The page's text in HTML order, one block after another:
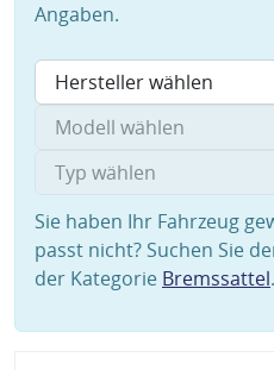
Angaben.
Sie haben Ihr Fahrzeug
passt nicht? Suchen Sie
der Kategorie Bremssattel.